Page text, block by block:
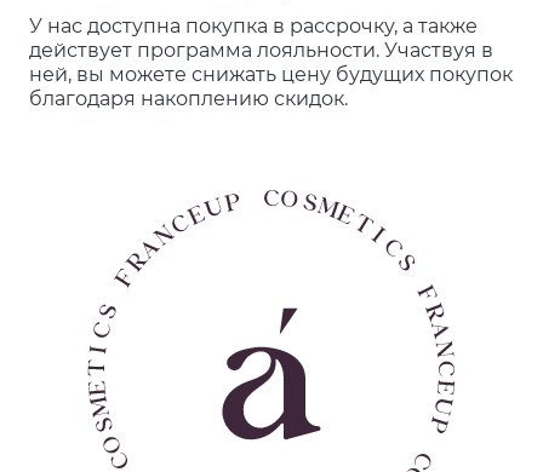
У нас доступна покупка в рассрочку, а также
действует программа лояльности. Участвуя в
ней, вы можете снижать цену будущих покупок
благодаря накоплению скидок.